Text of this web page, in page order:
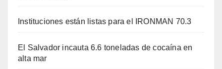
Instituciones están listas para el IRONMAN 70.3
El Salvador incauta 6.6 toneladas de cocaína en
alta mar